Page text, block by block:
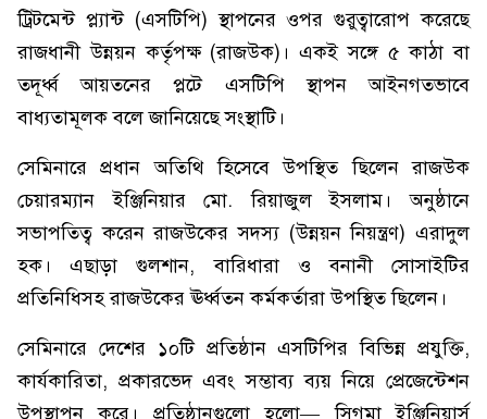
ট্রিটমেন্ট প্ল্যান্ট (এসটিপি) স্থাপনের ওপর গুরুত্বারোপ করেছে
রাজধানী উন্নয়ন কর্তৃপক্ষ (রাজউক)। একই সঙ্গে ৫ কাঠা বা
তদূর্ধ্ব আয়তনের প্লটে এসটিপি স্থাপন আইনগতভাবে
বাধ্যতামূলক বলে জানিয়েছে সংস্থাটি।
সেমিনারে প্রধান অতিথি হিসেবে উপস্থিত ছিলেন রাজউক
চেয়ারম্যান ইঞ্জিনিয়ার মো. রিয়াজুল ইসলাম। অনুষ্ঠানে
সভাপতিত্ব করেন রাজউকের সদস্য (উন্নয়ন নিয়ন্ত্রণ) এরাদুল
হক। এছাড়া গুলশান, বারিধারা ও বনানী সোসাইটির
প্রতিনিধিসহ রাজউকের ঊর্ধ্বতন কর্মকর্তারা উপস্থিত ছিলেন।
সেমিনারে দেশের ১০টি প্রতিষ্ঠান এসটিপির বিভিন্ন প্রযুক্তি,
কার্যকারিতা, প্রকারভেদ এবং সম্ভাব্য ব্যয় নিয়ে প্রেজেন্টেশন
উপস্থাপন করে। প্রতিষ্ঠানগুলো হলো— সিগমা ইঞ্জিনিয়ার্স